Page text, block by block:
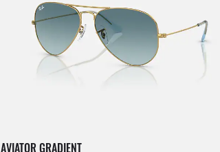
AVIATOR GRADIENT